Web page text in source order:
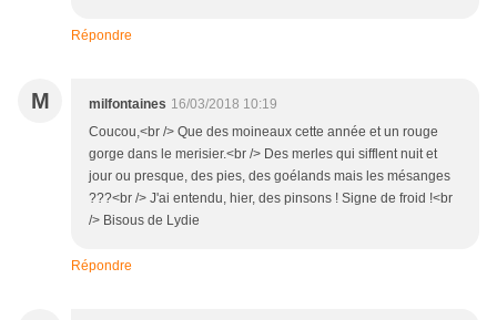
Répondre
M milfontaines 16/03/2018 10:19
Coucou,<br /> Que des moineaux cette année et un rouge
gorge dans le merisier.<br /> Des merles qui sifflent nuit et
jour ou presque, des pies, des goélands mais les mésanges
???<br /> J'ai entendu, hier, des pinsons ! Signe de froid !<br
/> Bisous de Lydie
Répondre